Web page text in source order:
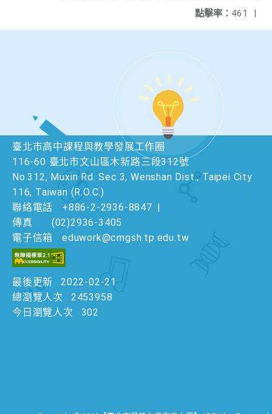
點擊率： 461 |
臺北市高中課程與教學發展工作圈
116-60 臺北市文山區木新路三段312號
No.312, Muxin Rd. Sec.3, Wenshan Dist., Taipei City
116, Taiwan (R.O.C.)
聯絡電話
+886-2-2936-8847 |
傳真
(02)2936-3405
電子信箱
eduwork@cmgsh.tp.edu.tw
最後更新
2022-02-21
總瀏覽人次
2453958
今日瀏覽人次
302